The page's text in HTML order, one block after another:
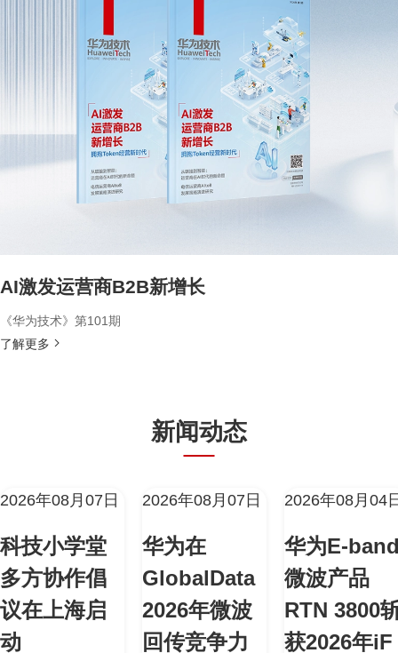
AI激发运营商B2B新增长
《华为技术》第101期
了解更多
新闻动态
2026年08月07日
科技小学堂
多方协作倡
议在上海启
动
2026年08月07日
华为在
GlobalData
2026年微波
回传竞争力
2026年08月04
华为E-
微波产品
RTN 3800
获2026年iF